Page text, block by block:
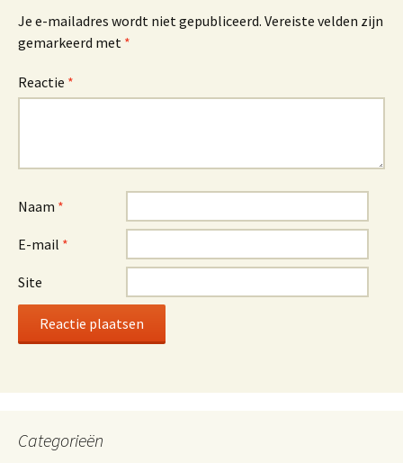
Je e-mailadres wordt niet gepubliceerd. Vereiste velden zijn
gemarkeerd met *
Reactie *
Naam *
E-mail *
Site
Categorieën